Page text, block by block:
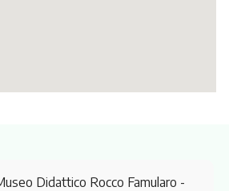
Didattico Rocco Famularo -